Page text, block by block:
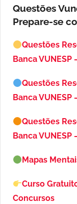
Questões
Prepare-se
Questões
Banca
Questões
Banca
Questões
Banca
Mapas
Curso
Concursos